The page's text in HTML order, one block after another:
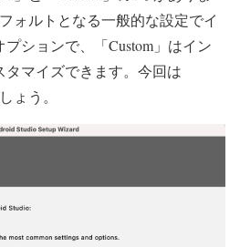
ォルトとなる一般的な設定でイ
ションで、「Custom」はイン
マイズできます。 今回は
ょう。